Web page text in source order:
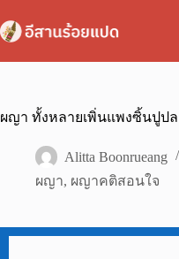
to
content
ผญา ทั้งหลายเพิ่นแพงซิ้นปูป
Alitta Boonrueang
ผญา, ผญาคติสอนใจ